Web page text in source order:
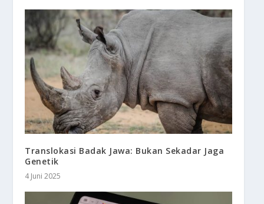
Translokasi Badak Jawa: Bukan Sekadar Jaga
Genetik
4 Juni 2025